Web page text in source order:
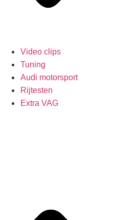
Video clips
Tuning
Audi motorsport
Rijtesten
Extra VAG